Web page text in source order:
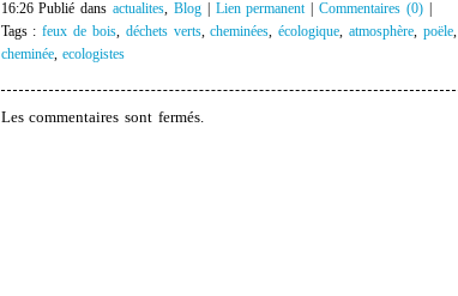
16:26 Publié dansactualites, Blog| Lien permanent|Commentaires (0)|
Tags :feux de bois, déchets verts,cheminées,écologique,atmosphère, poële,
cheminée,ecologistes
Les commentaires sont fermés.